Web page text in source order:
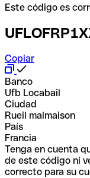
Este código es
Copiar
Banco
Ufb Locabail
Ciudad
Rueil malmaison
País
Francia
Tenga en cuenta
de este código ni
correcto para su